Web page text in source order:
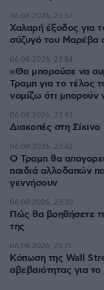
Χαλαρή έξοδος για
σύζυγό του Μαρέβα
06.08.2026, 23:57
«Θα μπορούσε να
Τραμπ για το τέλος
νομίζω ότι μπορούν
06.08.2026, 23:54
Διακοπές στη Σίκινο
06.08.2026, 23:43
Ο Τραμπ θα
παιδιά αλλοδαπών
γεννήσουν
06.08.2026, 23:42
Πώς θα βοηθήσετε
της
06.08.2026, 23:30
Κόπωση της Wall
αβεβαιότητας για
06.08.2026, 23:21